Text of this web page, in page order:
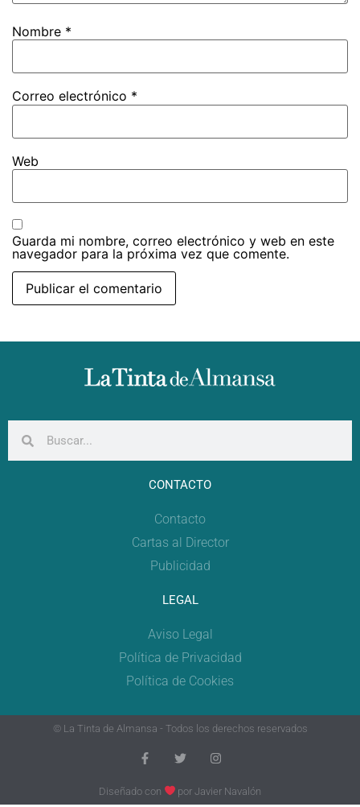
Nombre *
Correo electrónico *
Web
Guarda mi nombre, correo electrónico y web en este
navegador para la próxima vez que comente.
CONTACTO
Contacto
Cartas al Director
Publicidad
LEGAL
Aviso Legal
Política de Privacidad
Política de Cookies
© La Tinta de Almansa - Todos los derechos reservados
Diseñado con porJavier Navalón